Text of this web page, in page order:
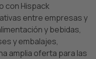
con Hispack
entre empresas y
y bebidas,
y embalajes,
amplia oferta para las